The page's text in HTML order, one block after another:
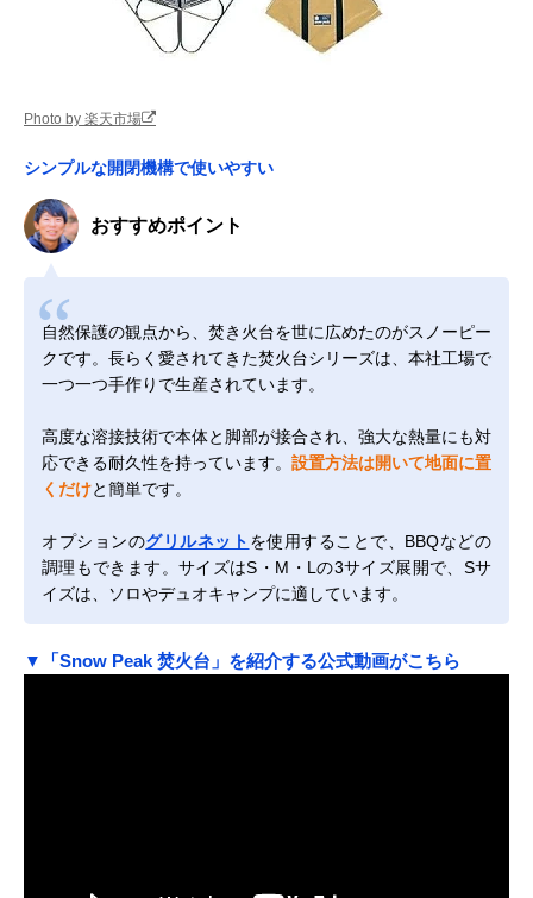
Photo by 楽天市場
シンプルな開閉機構で使いやすい
おすすめポイント
自然保護の観点から、焚き火台を世に広めたのがスノーピー
クです。長らく愛されてきた焚火台シリーズは、本社工場で
一つ一つ手作りで生産されています。
高度な溶接技術で本体と脚部が接合され、強大な熱量にも対
応できる耐久性を持っています。 設置方法は開いて地面に置
くだけと簡単です。
オプションのグリルネット を使用することで、BBQなどの
調理もできます。サイズはS・M・Lの3サイズ展開で、Sサ
イズは、ソロやデュオキャンプに適しています。
▼「Snow Peak 焚火台」を紹介する公式動画がこちら